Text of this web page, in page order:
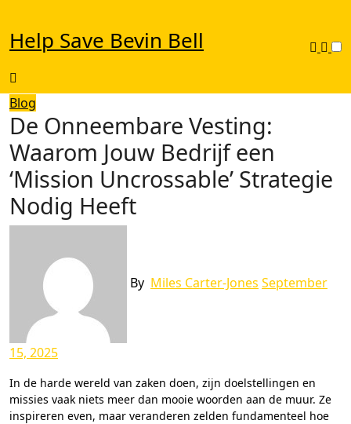
content
Help Save Bevin Bell
Blog
De Onneembare Vesting:
Waarom Jouw Bedrijf een
‘Mission Uncrossable’ Strategie
Nodig Heeft
By Miles Carter-Jones September
15, 2025
In de harde wereld van zaken doen, zijn doelstellingen en
missies vaak niets meer dan mooie woorden aan de muur. Ze
inspireren even, maar veranderen zelden fundamenteel hoe